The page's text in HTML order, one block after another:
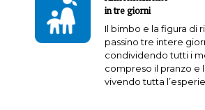
in tre giorni
Il bimbo e la figura di
passino tre intere
condividendo tutti i
compreso il pranzo e
vivendo tutta